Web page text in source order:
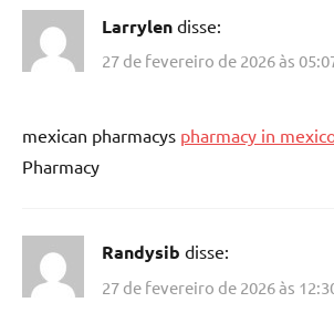
Larrylen disse:
27 de fevereiro de 2026 às
mexican pharmacys pharmacy in
Pharmacy
Randysib disse:
27 de fevereiro de 2026 às